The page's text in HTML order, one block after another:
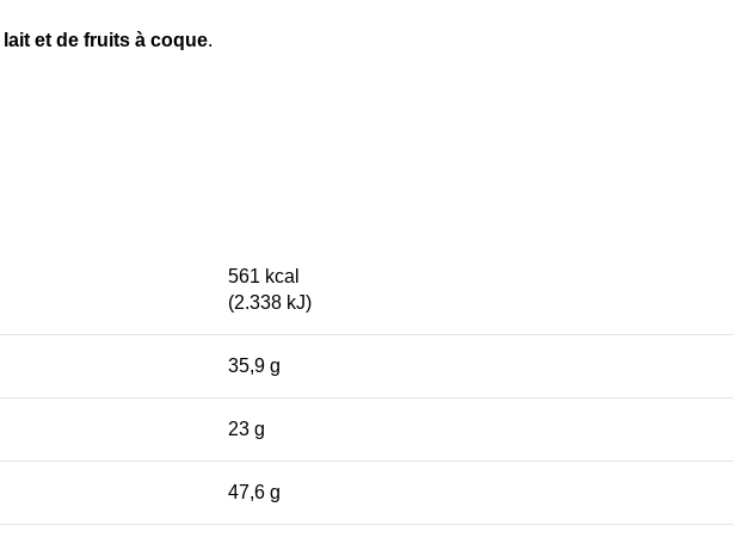
lait et de fruits à coque.
561 kcal
(2.338 kJ)
35,9 g
23 g
47,6 g